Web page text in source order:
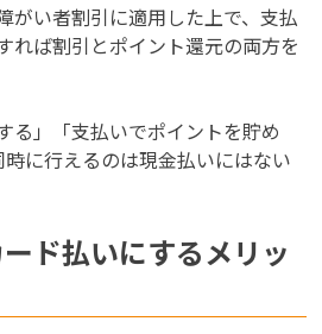
がい者割引に適用した上で、支払
れば割引とポイント還元の両方を
る」「支払いでポイントを貯め
に行えるのは現金払いにはない
ド払いにするメリッ